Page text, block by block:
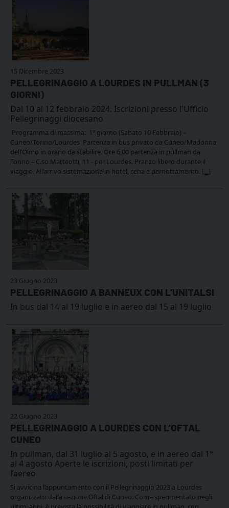
15 Dicembre 2023
PELLEGRINAGGIO A LOURDES IN PULLMAN (3
GIORNI)
Dal 10 al 12 febbraio 2024. Iscrizioni presso l'Ufficio
Pellegrinaggi diocesano
Programma di massima: 1° giorno (Sabato 10 Febbraio) –
Cuneo/Torino/Lourdes Partenza in bus privato da Cuneo/Madonna
dell’Olmo in orario da stabilire. Ore 6,00 partenza in pullman da
Torino – C.so Matteotti, 11 - per Lourdes. Pranzo libero durante il
viaggio. All’arrivo sistemazione in hotel, cena e pernottamento. [...]
23 Giugno 2023
PELLEGRINAGGIO A BANNEUX CON L’UNITALSI
In bus dal 14 al 19 luglio e in aereo dal 15 al 19 luglio
22 Giugno 2023
PELLEGRINAGGIO A LOURDES CON L’OFTAL
CUNEO
In pullman, dal 31 luglio al 5 agosto, e in aereo dal 1°
al 4 agosto Aperte le iscrizioni, posti limitati per
l’aereo
Si avvicina l’appuntamento con il Pellegrinaggio 2023 a Lourdes
organizzato dalla sezione Oftal di Cuneo. Come sperimentato negli